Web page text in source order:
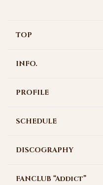
TOP
INFO.
PROFILE
SCHEDULE
DISCOGRAPHY
FANCLUB “Addict”